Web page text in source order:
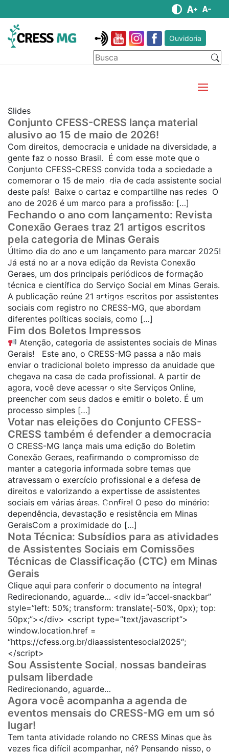
Ouvidoria
Slides
Conjunto CFESS-CRESS lança material
alusivo ao 15 de maio de 2026!
Com direitos, democracia e unidade na diversidade, a
gente faz o nosso Brasil. É com esse mote que o
Conjunto CFESS-CRESS convida toda a sociedade a
comemorar o 15 de maio, dia de cada assistente social
deste país! Baixe o cartaz e compartilhe nas redes O
ano de 2026 é um marco para a profissão: […]
SAIBA MAIS...
Fechando o ano com lançamento: Revista
Conexão Geraes traz 21 artigos escritos
pela categoria de Minas Gerais
Último dia do ano e um lançamento para marcar 2025!
Já está no ar a nova edição da Revista Conexão
Geraes, um dos principais periódicos de formação
técnica e científica do Serviço Social em Minas Gerais.
A publicação reúne 21 artigos escritos por assistentes
sociais com registro no CRESS-MG, que abordam
diferentes políticas sociais, como […]
SAIBA MAIS...
Fim dos Boletos Impressos
Atenção, categoria de assistentes sociais de Minas
Gerais! Este ano, o CRESS-MG passa a não mais
enviar o tradicional boleto impresso da anuidade que
chegava na casa de cada profissional. A partir de
agora, você deve acessar o site Serviços Online,
preencher com seus dados e emitir o boleto. É um
processo simples […]
SAIBA MAIS...
Votar nas eleições do Conjunto CFESS-
CRESS também é defender a democracia
O CRESS-MG lança mais uma edição do Boletim
Conexão Geraes, reafirmando o compromisso de
manter a categoria informada sobre temas que
atravessam o exercício profissional e a defesa de
direitos e valorizando a expertisse de assistentes
sociais em várias áreas. Confira! O peso do minério:
dependência, devastação e resistência em Minas
GeraisCom a proximidade do […]
SAIBA MAIS...
Nota Técnica: Subsídios para as atividades
de Assistentes Sociais em Comissões
Técnicas de Classificação (CTC) em Minas
Gerais
Clique aqui para conferir o documento na íntegra!
SAIBA MAIS...
Redirecionando, aguarde… <div id=”accel-snackbar”
style=”left: 50%; transform: translate(-50%, 0px); top:
50px;”></div> <script type=”text/javascript”>
window.location.href =
“https://cfess.org.br/diaassistentesocial2025“;
</script>
SAIBA MAIS...
Sou Assistente Social, nossas bandeiras
pulsam liberdade
Redirecionando, aguarde…
SAIBA MAIS...
Agora você acompanha a agenda de
eventos mensais do CRESS-MG em um só
lugar!
Tem tanta atividade rolando no CRESS Minas que às
vezes fica difícil acompanhar, né? Pensando nisso, o